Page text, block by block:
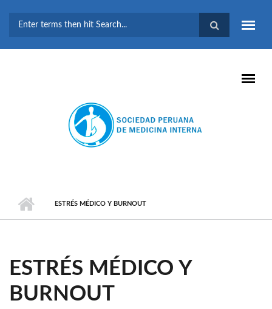
BÚSQUEDA
ESTRÉS MÉDICO Y BURNOUT
ESTRÉS MÉDICO Y
BURNOUT